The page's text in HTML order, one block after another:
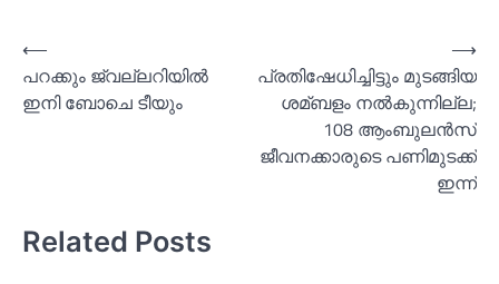
Post
navigation
⟵
പറക്കും ജ്വല്ലറിയില്‍
ഇനി ബോചെ ടീയും
പ്രതിഷേധിച്ചിട്ടും മുടങ്ങിയ
ശമ്ബളം നല്‍കുന്നില്ല;
108 ആംബുലന്‍സ്
ജീവനക്കാരുടെ പണിമുടക്ക്
ഇന്ന്
⟶
Related Posts